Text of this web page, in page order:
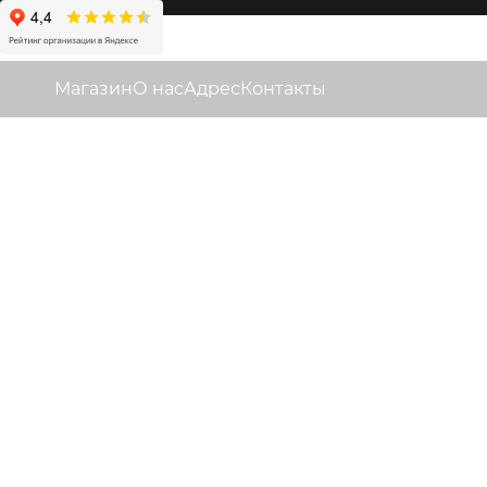
МагазинО насАдресКонтакты